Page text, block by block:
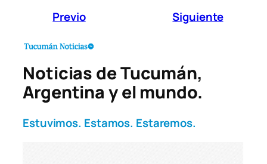
Previo Siguiente
Noticias de Tucumán,
Argentina y el mundo.
Estuvimos. Estamos. Estaremos.